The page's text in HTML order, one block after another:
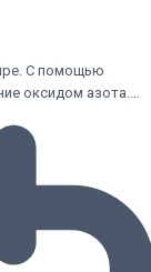
С помощью
оксидом азота.…